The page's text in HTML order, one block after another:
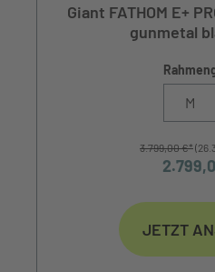
Giant FATHOM E+
gunmetal
M
3.799,00 €*
JETZT